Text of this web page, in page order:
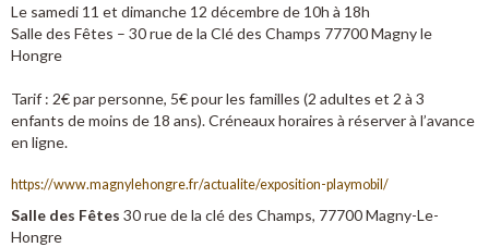
Le samedi 11 et dimanche 12 décembre de 10h à 18h
Salle des Fêtes – 30 rue de la Clé des Champs 77700 Magny le
Hongre
Tarif : 2€ par personne, 5€ pour les familles (2 adultes et 2 à 3
enfants de moins de 18 ans). Créneaux horaires à réserver à l’avance
en ligne.
https://www.magnylehongre.fr/actualite/exposition-playmobil/
Salle des Fêtes 30 rue de la clé des Champs, 77700 Magny-Le-
Hongre